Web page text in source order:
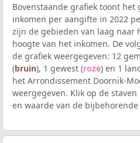
Bovenstaande grafiek toont
inkomen per aangifte in 2022
zijn de gebieden van laag naar
hoogte van het inkomen. De
de grafiek weergegeven: 12
(bruin), 1 gewest (roze) en 1
het Arrondissement Doornik-
weergegeven. Klik op de
en waarde van de